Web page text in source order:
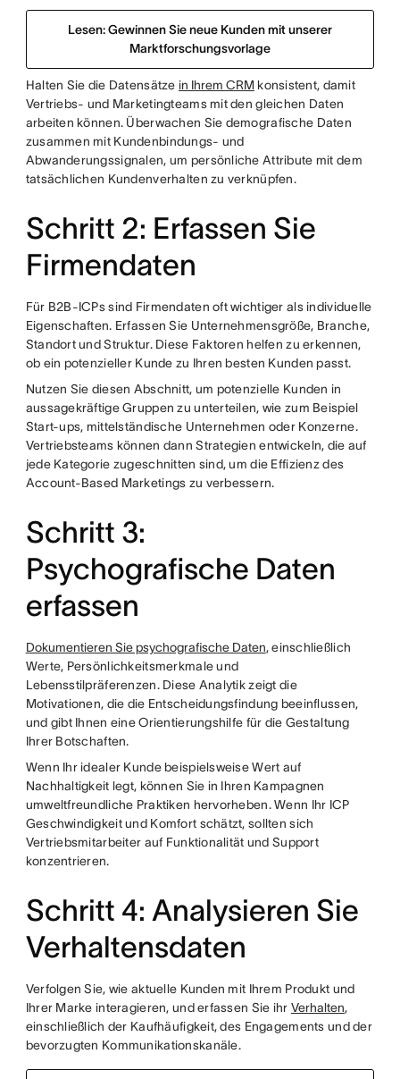
Lesen: Gewinnen Sie neue Kunden mit unserer
Marktforschungsvorlage
Halten Sie die Datensätze in Ihrem CRMkonsistent, damit
Vertriebs- und Marketingteams mit den gleichen Daten
arbeiten können. Überwachen Sie demografische Daten
zusammen mit Kundenbindungs- und
Abwanderungssignalen, um persönliche Attribute mit dem
tatsächlichen Kundenverhalten zu verknüpfen.
Schritt 2: Erfassen Sie
Firmendaten
Für B2B-ICPs sind Firmendaten oft wichtiger als individuelle
Eigenschaften. Erfassen Sie Unternehmensgröße, Branche,
Standort und Struktur. Diese Faktoren helfen zu erkennen,
ob ein potenzieller Kunde zu Ihren besten Kunden passt.
Nutzen Sie diesen Abschnitt, um potenzielle Kunden in
aussagekräftige Gruppen zu unterteilen, wie zum Beispiel
Start-ups, mittelständische Unternehmen oder Konzerne.
Vertriebsteams können dann Strategien entwickeln, die auf
jede Kategorie zugeschnitten sind, um die Effizienz des
Account-Based Marketings zu verbessern.
Schritt 3:
Psychografische Daten
erfassen
Dokumentieren Sie psychografische Daten, einschließlich
Werte, Persönlichkeitsmerkmale und
Lebensstilpräferenzen. Diese Analytik zeigt die
Motivationen, die die Entscheidungsfindung beeinflussen,
und gibt Ihnen eine Orientierungshilfe für die Gestaltung
Ihrer Botschaften.
Wenn Ihr idealer Kunde beispielsweise Wert auf
Nachhaltigkeit legt, können Sie in Ihren Kampagnen
umweltfreundliche Praktiken hervorheben. Wenn Ihr ICP
Geschwindigkeit und Komfort schätzt, sollten sich
Vertriebsmitarbeiter auf Funktionalität und Support
konzentrieren.
Schritt 4: Analysieren Sie
Verhaltensdaten
Verfolgen Sie, wie aktuelle Kunden mit Ihrem Produkt und
Ihrer Marke interagieren, und erfassen Sie ihr Verhalten,
einschließlich der Kaufhäufigkeit, des Engagements und der
bevorzugten Kommunikationskanäle.